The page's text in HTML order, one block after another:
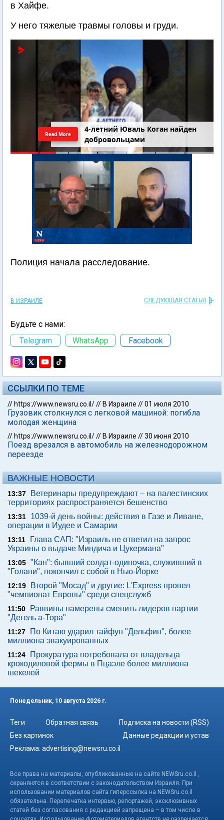
в Хайфе.
У него тяжелые травмы головы и груди.
4-летний Юваль Коган найден
добровольцами
Read More
Полиция начала расследование.
В ИЗРАИЛЕ СЛЕДУЮЩАЯ СТАТЬЯ
Будьте с нами:
Telegram
WhatsApp Facebook
ССЫЛКИ ПО ТЕМЕ
// https://www.newsru.co.il/// В Израиле //01 июля 2010
Грузовик столкнулся с легковой машиной: погибла
молодая женщина
// https://www.newsru.co.il/// В Израиле //30 июня 2010
Поезд врезался в автомобиль на железнодорожном
переезде
ВАЖНЫЕ НОВОСТИ
13:37
Ветеринары предупреждают – на палестинских
территориях распространяется бешенство
13:31
1039-й день войны: действия в Газе и Ливане,
операции в Иудее и Самарии
13:11
Глава САП: "Израиль не ответил на запрос
Украины о выдаче Миндича и Цукермана"
13:05 "Кан": бывший солдат-одиночка, служивший в
"Голани", покончил с собой в Нью-Йорке
12:19
Второй "Мосад" и другие: L'Express провел
"чемпионат Европы" среди спецслужб
11:50
Раввины намерены сменить лидеров партии
"Дегель а-Тора"
11:27
По Китаю ударил тайфун "Дельфин", более
миллиона эвакуированных
11:24
Прокуратура потребовала от владельца
крокодиловой фермы в Пцаэле более миллиона
шекелей
Понедельник, 10 августа 2026 г.
Теги Обратная связь
Подписка на новости (RSS)
Без картинок
Данные редакции и устав
Реклама: advertising@newsru.co.il
Все права на материалы, опубликованные на сайте NEWSru.co.il ,
охраняются в соответствии с законодательством Израиля. При
использовании материалов сайта гиперссылка на NEWSru.co.il
обязательна. Перепечатка интервью, репортажей, эксклюзивных
статей без согласования с редакцией запрещена – в том числе в